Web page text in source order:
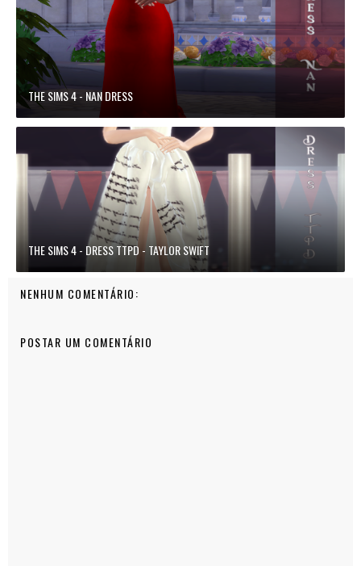
THE SIMS 4 - NAN DRESS
THE SIMS 4 - DRESS TTPD - TAYLOR SWIFT
NENHUM COMENTÁRIO:
POSTAR UM COMENTÁRIO